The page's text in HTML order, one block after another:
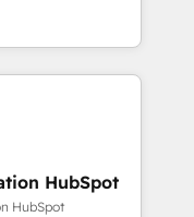
on ROI and
Unlock your
brings over a
along with deep
to helping
that fit
thrilled to have
leading the
HubSpot
HubSpot